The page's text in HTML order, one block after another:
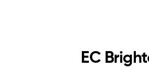
’da
haftaya kadar
EC